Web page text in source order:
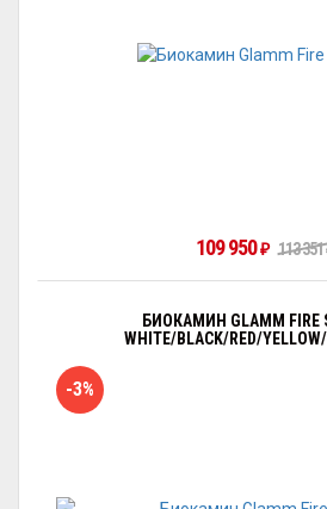
109 950₽ 113 351
БИОКАМИН GLAMM FIRE
WHITE/BLACK/RED/
-3%